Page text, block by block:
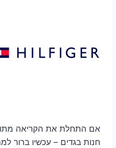
אם התחלת את הקריאה
חנות בגדים – עכשיו ברור